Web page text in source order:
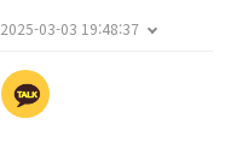
03-03 19:48:37